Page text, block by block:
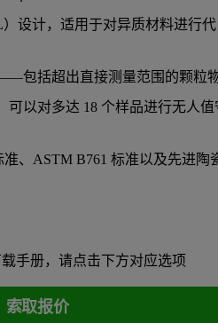
）设计，适用于对异质材料进行代
包括超出直接测量范围的颗粒
可以对多达 18 个样品进行无人值
准、ASTM B761 标准以及先进陶
手册，请点击下方对应选项
索取报价